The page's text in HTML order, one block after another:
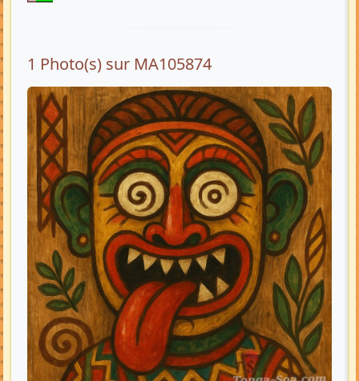
1 Photo(s) sur MA105874